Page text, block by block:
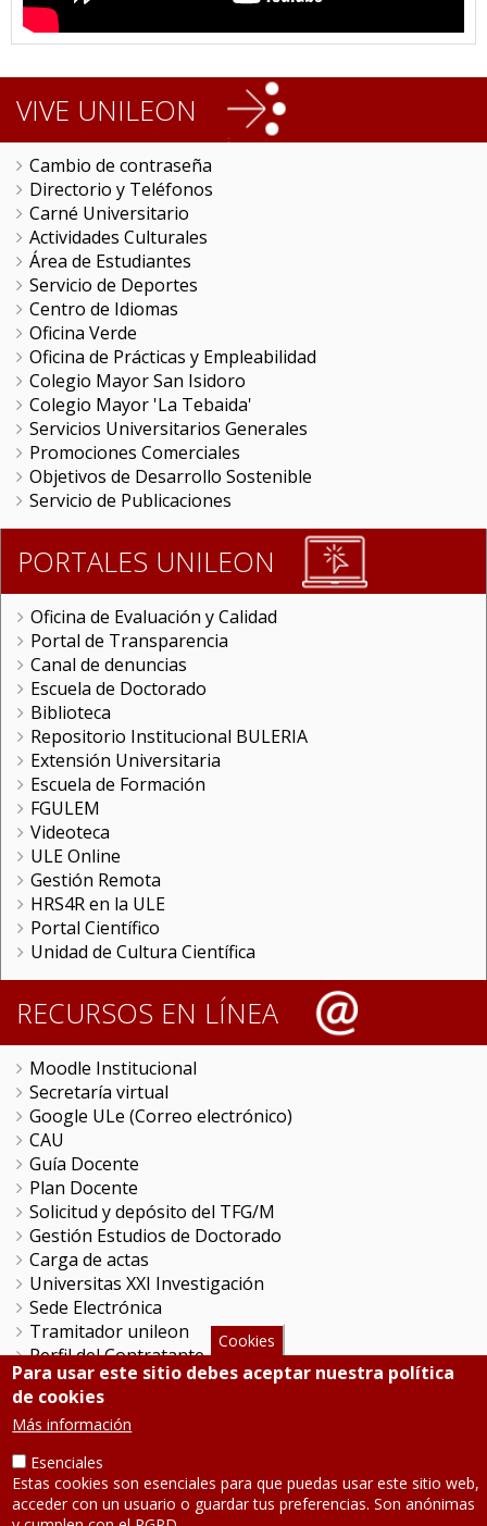
VIVE UNILEON
Cambio de contraseña
Directorio y Teléfonos
Carné Universitario
Actividades Culturales
Área de Estudiantes
Servicio de Deportes
Centro de Idiomas
Oficina Verde
Oficina de Prácticas y Empleabilidad
Colegio Mayor San Isidoro
Colegio Mayor 'La Tebaida'
Servicios Universitarios Generales
Promociones Comerciales
Objetivos de Desarrollo Sostenible
Servicio de Publicaciones
PORTALES UNILEON
Oficina de Evaluación y Calidad
Portal de Transparencia
Canal de denuncias
Escuela de Doctorado
Biblioteca
Repositorio Institucional BULERIA
Extensión Universitaria
Escuela de Formación
FGULEM
Videoteca
ULE Online
Gestión Remota
HRS4R en la ULE
Portal Científico
Unidad de Cultura Científica
RECURSOS EN LÍNEA
Moodle Institucional
Secretaría virtual
Google ULe (Correo electrónico)
CAU
Guía Docente
Plan Docente
Solicitud y depósito del TFG/M
Gestión Estudios de Doctorado
Carga de actas
Universitas XXI Investigación
Sede Electrónica
Tramitador unileon
Perfil del Contratante
Portal del Empleado
Servicio de Informática y Comunicaciones
SÍGUENOS
Teléfono: 987 291 000
Cookies
Para usar este sitio debes aceptar nuestra política
de cookies
Más información
Esenciales
Estas cookies son esenciales para que puedas usar este sitio web,
acceder con un usuario o guardar tus preferencias. Son anónimas